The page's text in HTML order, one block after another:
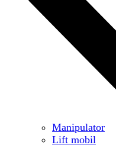
Manipulator
Lift mobil